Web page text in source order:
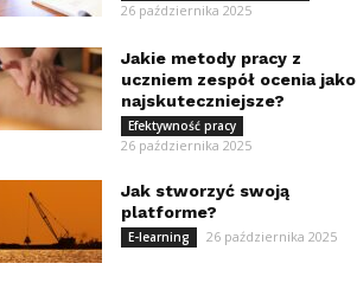
26 października 2025
Jakie metody pracy z
uczniem zespół ocenia jako
najskuteczniejsze?
Efektywność pracy
26 października 2025
Jak stworzyć swoją
platforme?
E-learning 26 października 2025